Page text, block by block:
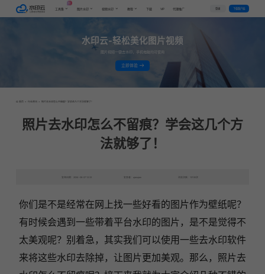
工具集 图片水印 视频水印 教程 下载 VIP 代理推广 登录 下载客户端
水印云-轻松美化图片视频
图片视频一键去水印，手机电脑均可使用
立即体验
首页 > 行业资讯 > 照片去水印怎么不留痕？学会这几个方法就够了！
照片去水印怎么不留痕？学会这几个方
法就够了！
发布日期：2024-06-07 12:33 发表者：qianqian 浏览次数：10130次
你们是不是经常在网上找一些好看的图片作为壁纸呢？
有时候会遇到一些带着平台水印的图片，是不是觉得不
太美观呢？别着急，其实我们可以使用一些去水印软件
来将这些水印去除掉，让图片更加美观。那么，照片去